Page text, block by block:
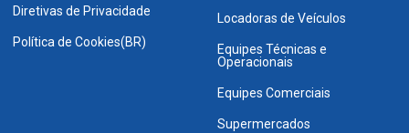
Diretivas de Privacidade
Política de Cookies(BR)
Locadoras de Veículos
Equipes Técnicas e
Operacionais
Equipes Comerciais
Supermercados